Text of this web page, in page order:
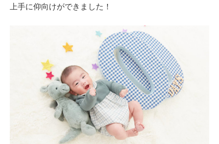
上手に仰向けができました！